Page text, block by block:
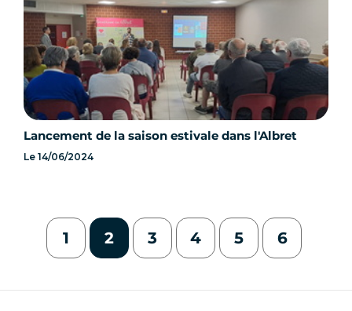
Lancement de la saison estivale dans l'Albret
Le 14/06/2024
1 2 3 4 5 6